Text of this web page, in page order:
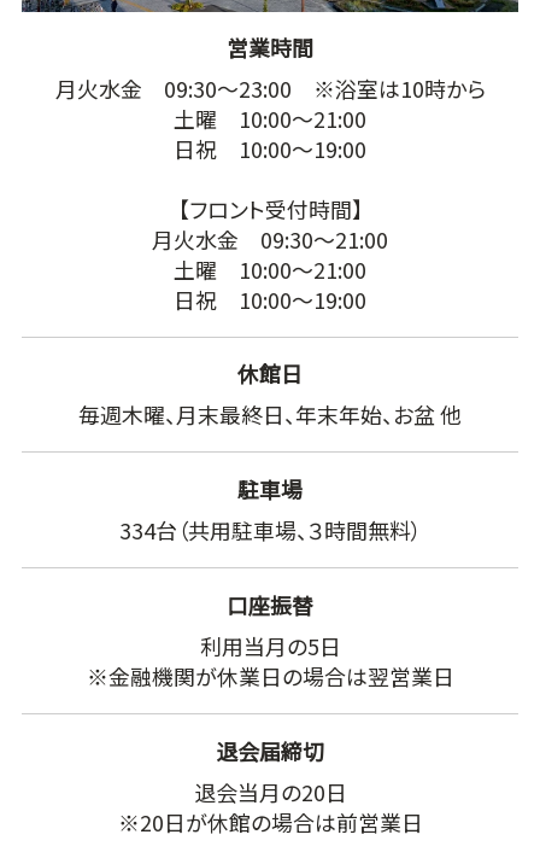
営業時間
月火水金 09:30～23:00 ※浴室は10時から
土曜 10:00～21:00
日祝 10:00～19:00
【フロント受付時間】
月火水金 09:30～21:00
土曜 10:00～21:00
日祝 10:00～19:00
休館日
毎週木曜、月末最終日、年末年始、お盆 他
駐車場
334台（共用駐車場、３時間無料）
口座振替
利用当月の5日
※金融機関が休業日の場合は翌営業日
退会届締切
退会当月の20日
※20日が休館の場合は前営業日